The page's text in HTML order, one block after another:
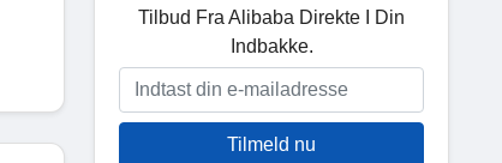
Tilbud Fra Alibaba Direkte I Din
Indbakke.
Tilmeld nu